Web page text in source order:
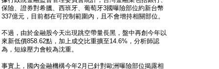
保險、證券對希臘、西班牙、葡萄牙3國曝險部位約新台幣
337億元，目前都在可控制範圍內，且不會增持相關部位。
不過，由於金融股今天出現跳空帶量長黑，盤中再創今年以
來新低價858.62點，加上成交比重擴至14.6%，分析師認
為，短線壓力會較為沈重。
事實上，國內金融機構今年2月已針對歐洲曝險部位揭露相